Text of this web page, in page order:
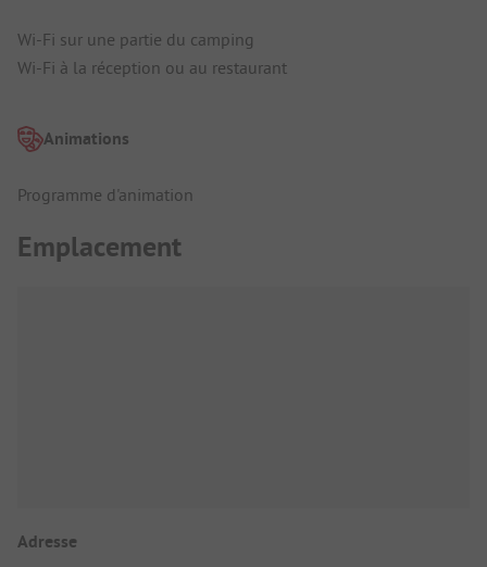
Wi-Fi sur une partie du camping
Wi-Fi à la réception ou au restaurant
Animations
Programme d'animation
Emplacement
Adresse